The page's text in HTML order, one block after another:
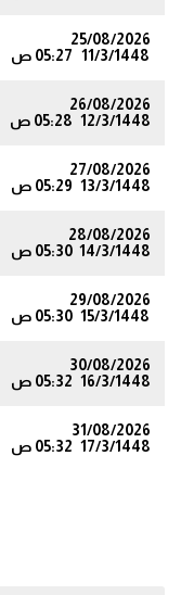
25/08/2026
11/3/1448 05:27 ص
26/08/2026
12/3/1448 05:28 ص
27/08/2026
13/3/1448 05:29 ص
28/08/2026
14/3/1448 05:30 ص
29/08/2026
15/3/1448 05:30 ص
30/08/2026
16/3/1448 05:32 ص
31/08/2026
17/3/1448 05:32 ص